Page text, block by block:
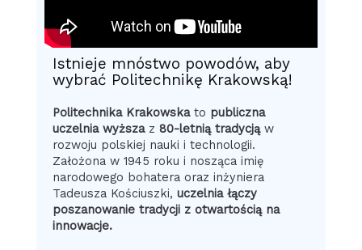
Istnieje mnóstwo powodów, aby
wybrać Politechnikę Krakowską!
Politechnika Krakowska to publiczna
uczelnia wyższa z 80-letnią tradycjąw
rozwoju polskiej nauki i technologii.
Założona w 1945 roku i nosząca imię
narodowego bohatera oraz inżyniera
Tadeusza Kościuszki, uczelnia łączy
poszanowanie tradycji z otwartością na
innowacje.